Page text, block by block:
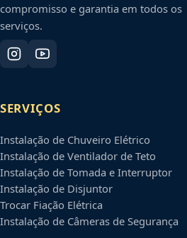
compromisso e garantia em todos os
serviços.
SERVIÇOS
Instalação de Chuveiro Elétrico
Instalação de Ventilador de Teto
Instalação de Tomada e Interruptor
Instalação de Disjuntor
Trocar Fiação Elétrica
Instalação de Câmeras de Segurança